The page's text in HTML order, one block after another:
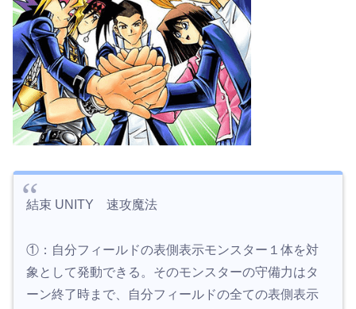
結束 UNITY 速攻魔法
①：自分フィールドの表側表示モンスター１体を対
象として発動できる。そのモンスターの守備力はタ
ーン終了時まで、自分フィールドの全ての表側表示